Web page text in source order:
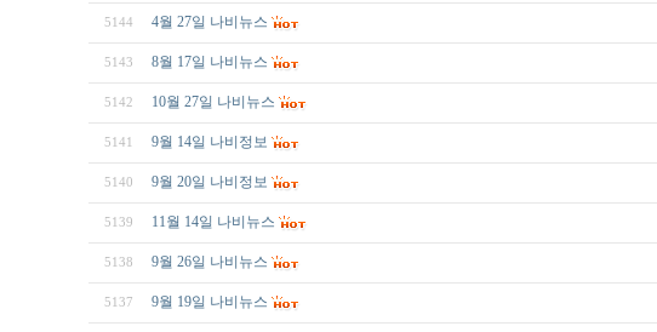
5144 4월 27일 나비뉴스
5143 8월 17일 나비뉴스
5142 10월 27일 나비뉴스
5141 9월 14일 나비정보
5140 9월 20일 나비정보
5139 11월 14일 나비뉴스
5138 9월 26일 나비뉴스
5137 9월 19일 나비뉴스